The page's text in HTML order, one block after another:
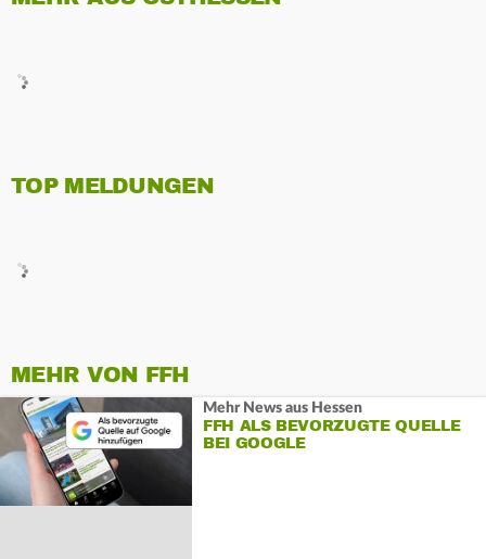
TOP MELDUNGEN
MEHR VON FFH
Mehr News aus Hessen
FFH ALS BEVORZUGTE QUELLE
BEI GOOGLE